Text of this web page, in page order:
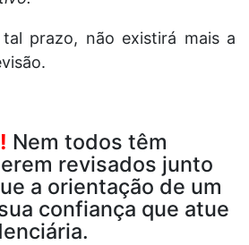
tal prazo, não existirá mais a
Nem todos têm
revisados junto
a orientação de um
confiança que atue